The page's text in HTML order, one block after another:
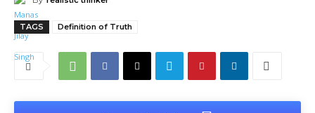
TAGS Definition of Truth